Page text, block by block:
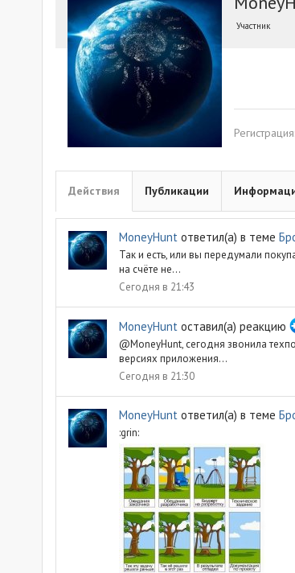
Участник
Регистрация
Действия Публикации
MoneyHunt ответил(а) в теме
Так и есть, или вы передумали
на счёте не...
Сегодня в 21:43
MoneyHunt оставил(а) реакцию
@MoneyHunt, сегодня звонила
версиях приложения...
Сегодня в 21:30
MoneyHunt ответил(а) в теме
:grin: